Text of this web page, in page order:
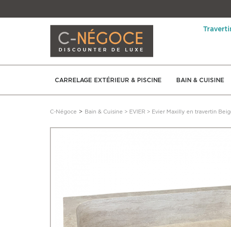
CARRELAGE EXTÉRIEUR & PISCINE BAIN & CUISINE
C-Négoce > Bain & Cuisine > EVIER > Evier Maxilly en travertin